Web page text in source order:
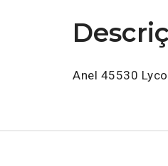
Anel 45530